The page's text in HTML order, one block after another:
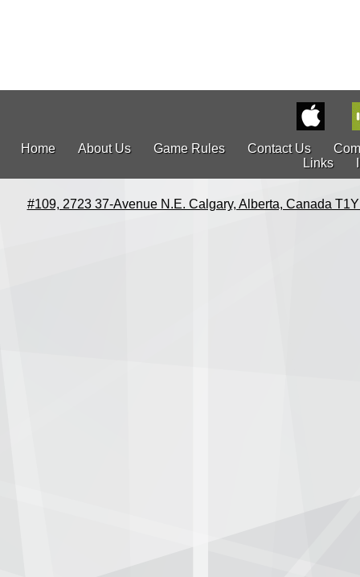
Home About Us Game Rules Contact Us
Links
#109, 2723 37-Avenue N.E. Calgary, Alberta, Canada